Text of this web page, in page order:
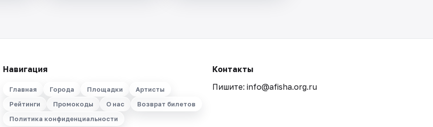
Навигация
Главная Города Площадки
Артисты
Рейтинги
Промокоды О нас
Возврат билетов
Политика конфиденциальности
Контакты
Пишите: info@afisha.org.ru